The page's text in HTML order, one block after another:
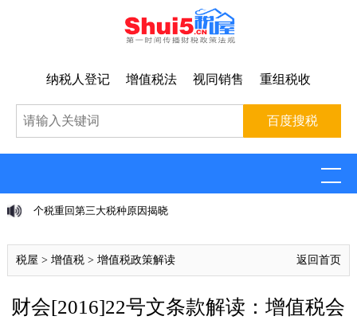
纳税人登记 增值税法 视同销售 重组税收
个税重回第三大税种原因揭晓
税屋 > 增值税> 增值税政策解读 返回首页
财会[2016]22号文条款解读：增值税会